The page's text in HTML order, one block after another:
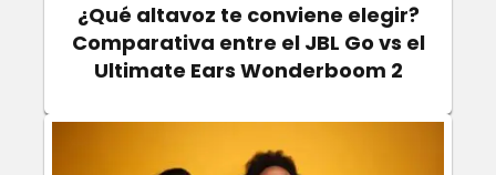
¿Qué altavoz te conviene elegir?
Comparativa entre el JBL Go vs el
Ultimate Ears Wonderboom 2